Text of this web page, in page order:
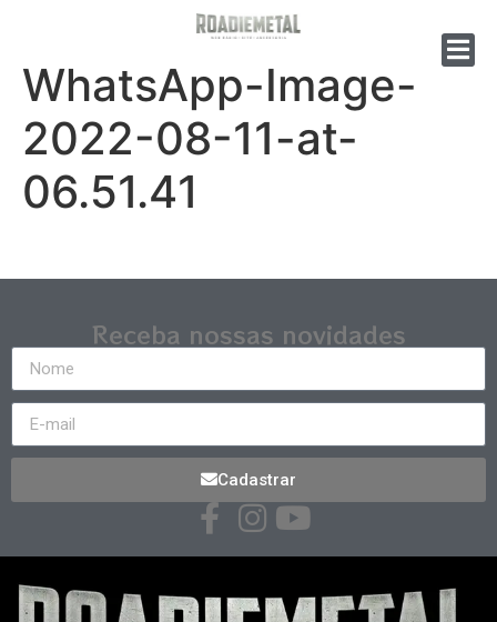
WhatsApp-Image-
2022-08-11-at-
06.51.41
Receba nossas novidades
Cadastrar